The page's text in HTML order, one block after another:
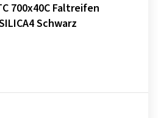
700x40C Faltreifen
Schwarz